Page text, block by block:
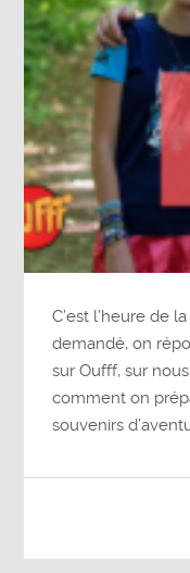
C’est l’heure de
demandé, on
sur Oufff, sur
comment on
souvenirs